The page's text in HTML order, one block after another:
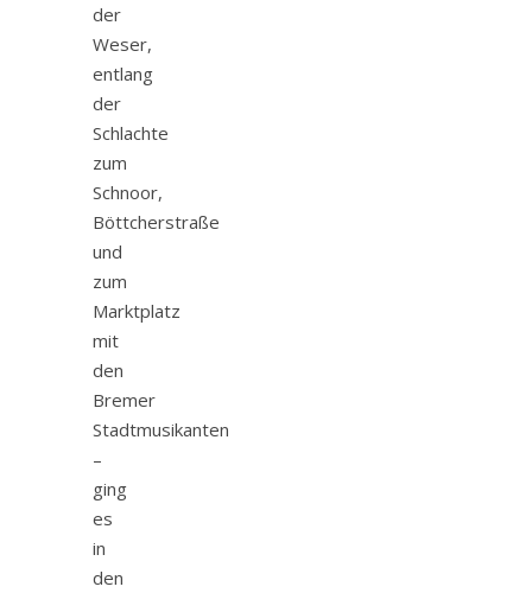
der
Weser,
entlang
der
Schlachte
zum
Schnoor,
Böttcherstraße
und
zum
Marktplatz
mit
den
Bremer
Stadtmusikanten
–
ging
es
in
den